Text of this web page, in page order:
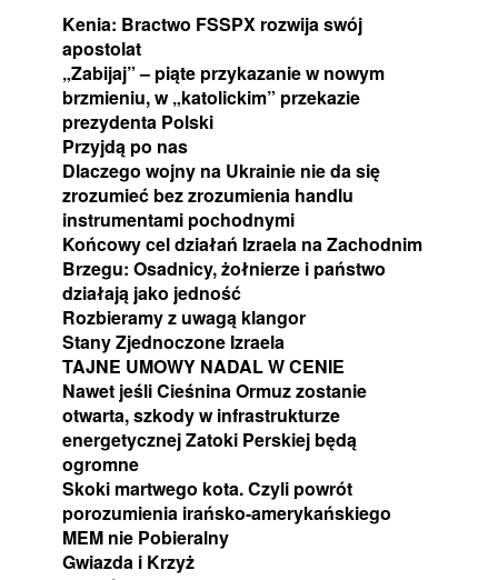
Kenia: Bractwo FSSPX rozwija swój
apostolat
„Zabijaj” – piąte przykazanie w nowym
brzmieniu, w „katolickim” przekazie
prezydenta Polski
Przyjdą po nas
Dlaczego wojny na Ukrainie nie da się
zrozumieć bez zrozumienia handlu
instrumentami pochodnymi
Końcowy cel działań Izraela na Zachodnim
Brzegu: Osadnicy, żołnierze i państwo
działają jako jedność
Rozbieramy z uwagą klangor
Stany Zjednoczone Izraela
TAJNE UMOWY NADAL W CENIE
Nawet jeśli Cieśnina Ormuz zostanie
otwarta, szkody w infrastrukturze
energetycznej Zatoki Perskiej będą
ogromne
Skoki martwego kota. Czyli powrót
porozumienia irańsko-amerykańskiego
MEM nie Pobieralny
Gwiazda i Krzyż